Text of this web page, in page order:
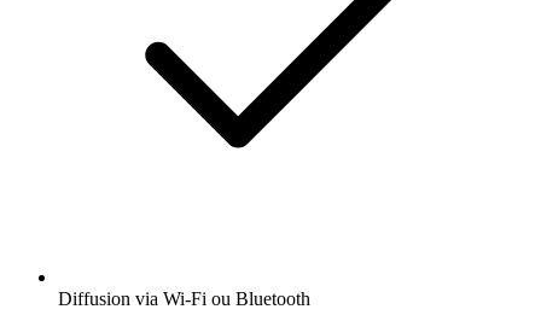
Diffusion via Wi-Fi ou Bluetooth